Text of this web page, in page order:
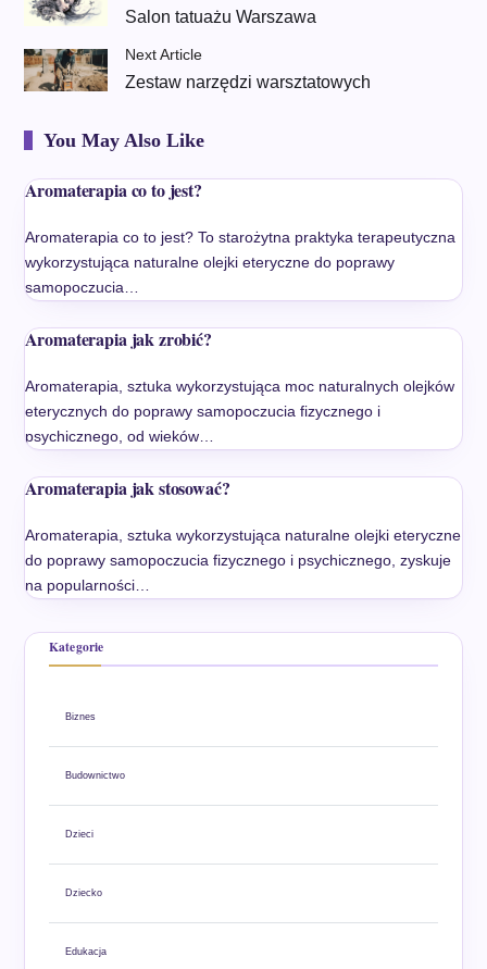
Salon tatuażu Warszawa
Next Article
Zestaw narzędzi warsztatowych
You May Also Like
Aromaterapia co to jest?
Aromaterapia co to jest? To starożytna praktyka terapeutyczna
wykorzystująca naturalne olejki eteryczne do poprawy
samopoczucia…
Aromaterapia jak zrobić?
Aromaterapia, sztuka wykorzystująca moc naturalnych olejków
eterycznych do poprawy samopoczucia fizycznego i
psychicznego, od wieków…
Aromaterapia jak stosować?
Aromaterapia, sztuka wykorzystująca naturalne olejki eteryczne
do poprawy samopoczucia fizycznego i psychicznego, zyskuje
na popularności…
Kategorie
Biznes
Budownictwo
Dzieci
Dziecko
Edukacja